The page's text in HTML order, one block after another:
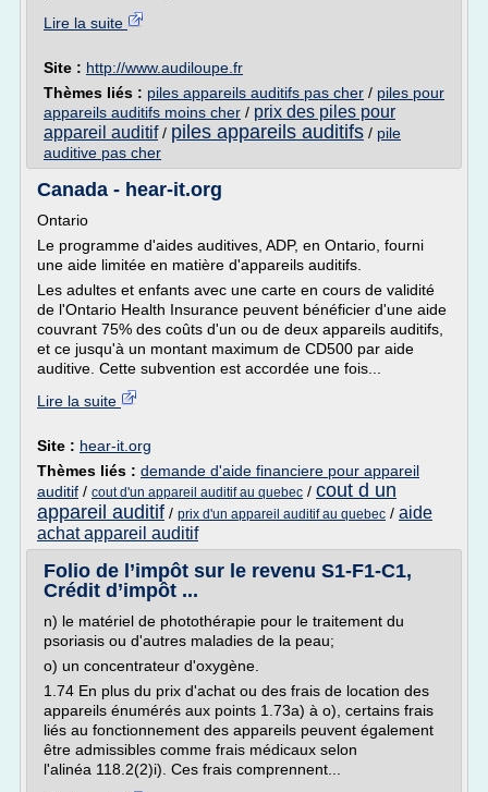
Lire la suite
Site : http://www.audiloupe.fr
Thèmes liés : piles appareils auditifs pas cher / piles pour
appareils auditifs moins cher / prix des piles pour
appareil auditif/ piles appareils auditifs / pile
auditive pas cher
Canada - hear-it.org
Ontario
Le programme d'aides auditives, ADP, en Ontario, fourni
une aide limitée en matière d'appareils auditifs.
Les adultes et enfants avec une carte en cours de validité
de l'Ontario Health Insurance peuvent bénéficier d'une aide
couvrant 75% des coûts d'un ou de deux appareils auditifs,
et ce jusqu'à un montant maximum de CD500 par aide
auditive. Cette subvention est accordée une fois...
Lire la suite
Site : hear-it.org
Thèmes liés : demande d'aide financiere pour appareil
auditif / cout d'un appareil auditif au quebec / cout d un
appareil auditif / prix d'un appareil auditif au quebec / aide
achat appareil auditif
Folio de l’impôt sur le revenu S1-F1-C1,
Crédit d’impôt ...
n) le matériel de photothérapie pour le traitement du
psoriasis ou d'autres maladies de la peau;
o) un concentrateur d'oxygène.
1.74 En plus du prix d'achat ou des frais de location des
appareils énumérés aux points 1.73a) à o), certains frais
liés au fonctionnement des appareils peuvent également
être admissibles comme frais médicaux selon
l'alinéa 118.2(2)i). Ces frais comprennent...